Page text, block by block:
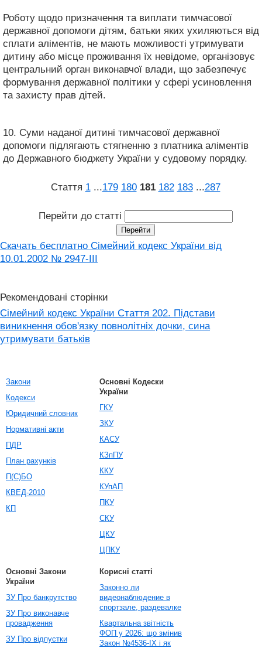
Роботу щодо призначення та виплати тимчасової
державної допомоги дітям, батьки яких ухиляються від
сплати аліментів, не мають можливості утримувати
дитину або місце проживання їх невідоме, організовує
центральний орган виконавчої влади, що забезпечує
формування державної політики у сфері усиновлення
та захисту прав дітей.
10. Суми наданої дитині тимчасової державної
допомоги підлягають стягненню з платника аліментів
до Державного бюджету України у судовому порядку.
Стаття 1 ...179 180 181 182 183 ...287
Перейти до статті
Скачать бесплатно Сімейний кодекс України від
10.01.2002 № 2947-III
Рекомендовані сторінки
Сімейний кодекс України Стаття 202. Підстави
виникнення обов'язку повнолітніх дочки, сина
утримувати батьків
Закони
Кодекси
Юридичний словник
Нормативні акти
ПДР
План рахунків
П(С)БО
КВЕД-2010
КП
Основні Кодески
України
ГКУ
ЗКУ
КАСУ
КЗпПУ
ККУ
КУпАП
ПКУ
СКУ
ЦКУ
ЦПКУ
Основні Закони
України
ЗУ Про банкрутство
ЗУ Про виконавче
провадження
ЗУ Про відпустки
Корисні статті
Законно ли
видеонаблюдение в
спортзале, раздевалке
Квартальна звітність
ФОП у 2026: що змінив
Закон №4536-IX і як